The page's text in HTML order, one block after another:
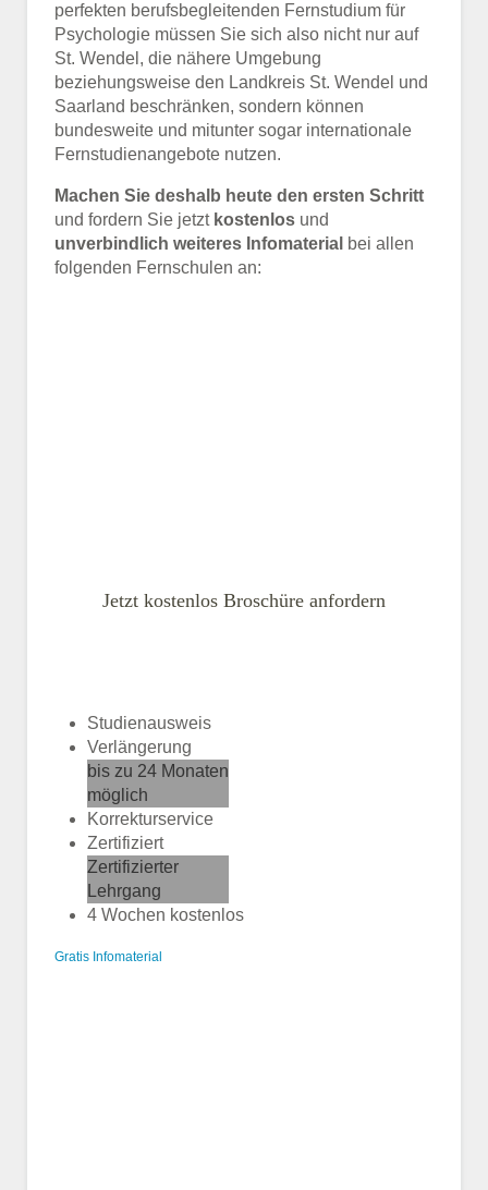
perfekten berufsbegleitenden Fernstudium für
Psychologie müssen Sie sich also nicht nur auf
St. Wendel, die nähere Umgebung
beziehungsweise den Landkreis St. Wendel und
Saarland beschränken, sondern können
bundesweite und mitunter sogar internationale
Fernstudienangebote nutzen.
Machen Sie deshalb heute den ersten Schritt
und fordern Sie jetzt kostenlos und
unverbindlich weiteres Infomaterial bei allen
folgenden Fernschulen an:
Jetzt kostenlos Broschüre anfordern
Studienausweis
Verlängerung
bis zu 24 Monaten
möglich
Korrekturservice
Zertifiziert
Zertifizierter
Lehrgang
4 Wochen kostenlos
Gratis Infomaterial